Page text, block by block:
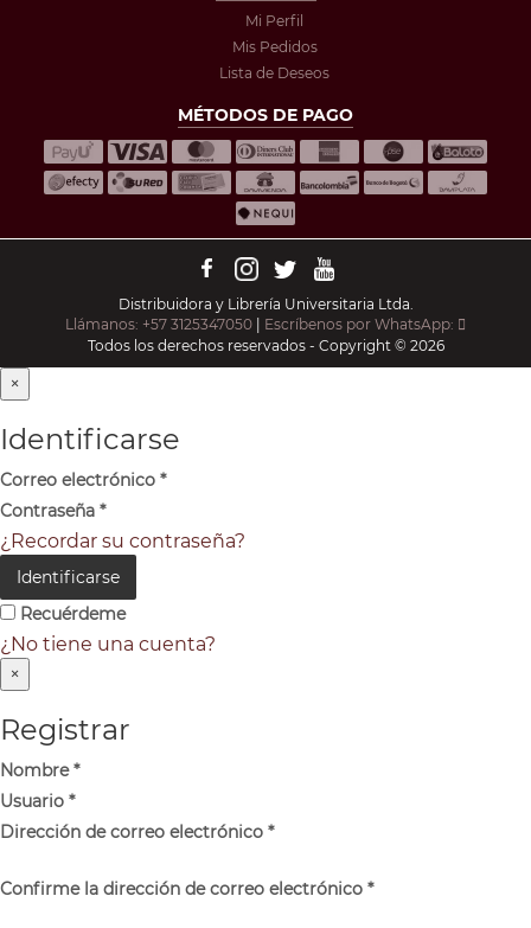
Mi Perfil
Mis Pedidos
Lista de Deseos
MÉTODOS DE PAGO
Distribuidora y Librería Universitaria Ltda.
Llámanos: +57 3125347050 | Escríbenos por WhatsApp:
Todos los derechos reservados - Copyright © 2026
×
Identificarse
Correo electrónico *
Contraseña *
¿Recordar su contraseña?
Identificarse
Recuérdeme
¿No tiene una cuenta?
×
Registrar
Nombre*
Usuario *
Dirección de correo electrónico *
Confirme la dirección de correo electrónico *